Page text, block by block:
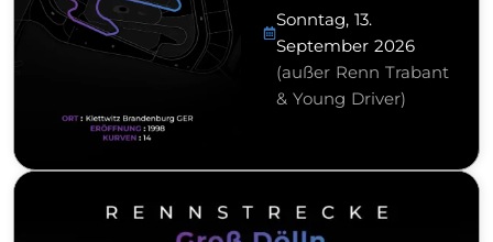
Sonntag, 13.
September 2026
(außer Renn Trabant
& Young Driver)